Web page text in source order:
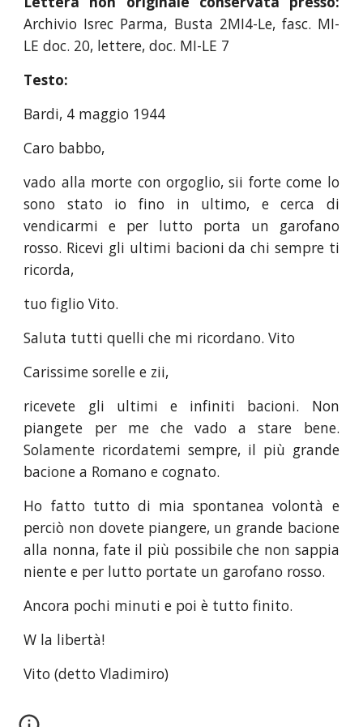
Archivio Isrec Parma, Busta 2MI4-Le, fasc. MI-
LE doc. 20, lettere, doc. MI-LE 7
Testo:
Bardi, 4 maggio 1944
Caro babbo,
vado alla morte con orgoglio, sii forte come lo
sono stato io fino in ultimo, e cerca di
vendicarmi e per lutto porta un garofano
rosso. Ricevi gli ultimi bacioni da chi sempre ti
ricorda,
tuo figlio Vito.
Saluta tutti quelli che mi ricordano. Vito
Carissime sorelle e zii,
ricevete gli ultimi e infiniti bacioni. Non
piangete per me che vado a stare bene.
Solamente ricordatemi sempre, il più grande
bacione a Romano e cognato.
Ho fatto tutto di mia spontanea volontà e
perciò non dovete piangere, un grande bacione
alla nonna, fate il più possibile che non sappia
niente e per lutto portate un garofano rosso.
Ancora pochi minuti e poi è tutto finito.
W la libertà!
Vito (detto Vladimiro)